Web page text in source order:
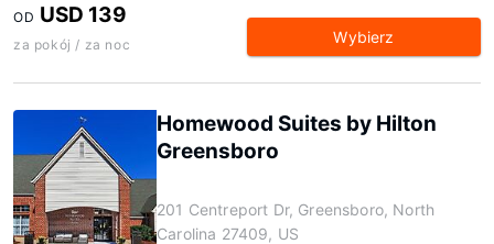
OD USD 139
za pokój / za noc Wybierz
Homewood Suites by Hilton
Greensboro
201 Centreport Dr, Greensboro, North
Carolina 27409, US